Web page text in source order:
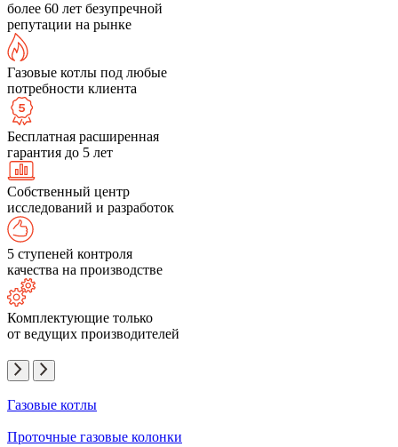
более 60 лет безупречной
репутации на рынке
Газовые котлы под любые
потребности клиента
Бесплатная расширенная
гарантия до 5 лет
Собственный центр
исследований и разработок
5 ступеней контроля
качества на производстве
Комплектующие только
от ведущих производителей
Газовые котлы
Проточные газовые колонки